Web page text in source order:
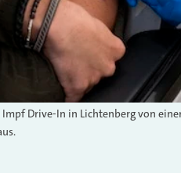
Drive-In in Lichtenberg von